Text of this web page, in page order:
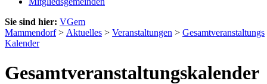
Sie sind hier: VGem
Mammendorf> Aktuelles > Veranstaltungen > Gesamtveranstaltungs
Kalender
Gesamtveranstaltungskalender